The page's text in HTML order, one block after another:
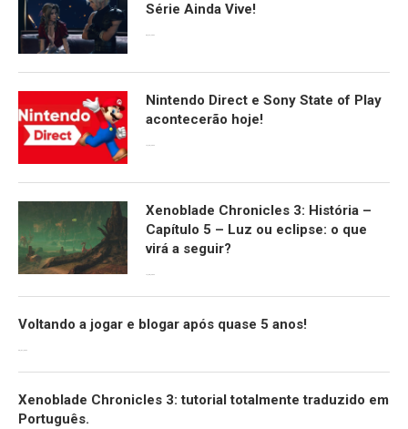
Série Ainda Vive!
Nintendo Direct e Sony State of Play
acontecerão hoje!
Xenoblade Chronicles 3: História –
Capítulo 5 – Luz ou eclipse: o que
virá a seguir?
Voltando a jogar e blogar após quase 5 anos!
Xenoblade Chronicles 3: tutorial totalmente traduzido em
Português.